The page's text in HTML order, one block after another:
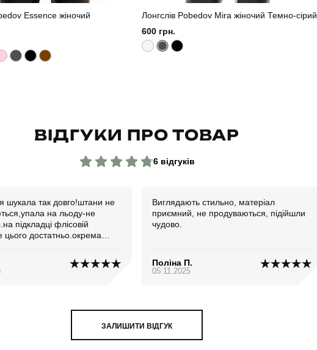
Essence жіночий
Лонгслів Pobedov Mira жіночий Темно-сірий
600 грн.
ВІДГУКИ ПРО ТОВАР
6 відгуків
шукала так довго!штани не
на льоду-не
підкладці флісовій
цього достатньо.окрема
стегон 108 розмір
ремінь
Виглядають стильно, матеріал
приємний, не продуваються, підійшли
чудово.
Поліна П.
05.11.2025
ЗАЛИШИТИ ВІДГУК